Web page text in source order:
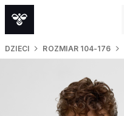
DZIECI ROZMIAR 104-176